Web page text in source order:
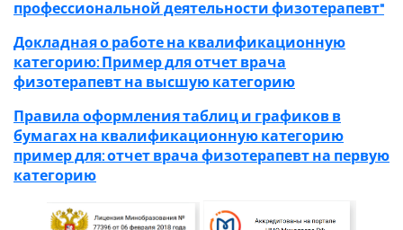
профессиональной деятельности физотерапевт"
Докладная о работе на квалификационную
категорию: Пример для отчет врача
физотерапевт на высшую категорию
Правила оформления таблиц и графиков в
бумагах на квалификационную категорию
пример для: отчет врача физотерапевт на первую
категорию